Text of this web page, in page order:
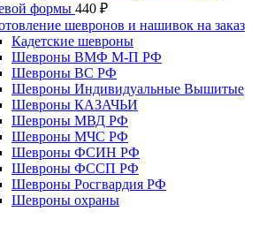
формы 440 ₽
шевронов и нашивок на заказ
Кадетские шевроны
Шевроны ВМФ М-П РФ
Шевроны ВС РФ
Шевроны Индивидуальные Вышитые
Шевроны КАЗАЧЬИ
Шевроны МВД РФ
Шевроны МЧС РФ
Шевроны ФСИН РФ
Шевроны ФССП РФ
Шевроны Росгвардия РФ
Шевроны охраны